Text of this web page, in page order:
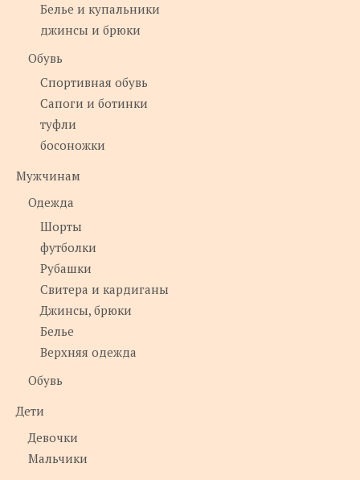
Белье и купальники
джинсы и брюки
Обувь
Спортивная обувь
Сапоги и ботинки
туфли
босоножки
Мужчинам
Одежда
Шорты
футболки
Рубашки
Свитера и кардиганы
Джинсы, брюки
Белье
Верхняя одежда
Обувь
Дети
Девочки
Мальчики